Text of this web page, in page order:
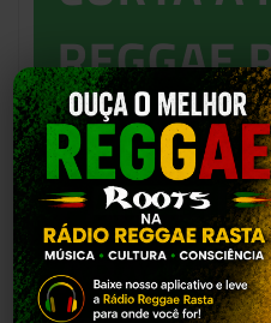
REGGAE
NOSSOS
ABAIXO